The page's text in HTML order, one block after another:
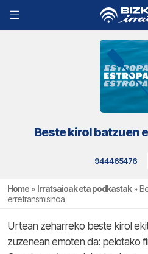
Beste kirol batzuen
944465476
Home » Irratsaioak eta podkastak»
erretransmisinoa
Urtean zeharreko beste kirol
zuzenean emoten da: pelotako